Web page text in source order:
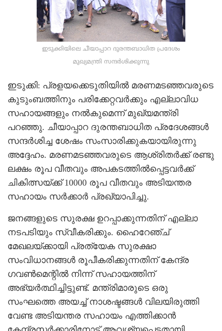
ഇടുക്കിയിലെ ചീയാപ്പാറ ദുരന്തബാധിത പ്രദേശം
മുഖ്യമന്ത്രി സന്ദര്‍ശിക്കുന്നു
ഇടുക്കി: പ്രളയക്കെടുതിയില്‍ മരണമടഞ്ഞവരുടെ
കുടുംബത്തിനും പരിക്കേറ്റവര്‍ക്കും എല്ലാവിധ
സഹായങ്ങളും നല്‍കുമെന്ന് മുഖ്യമന്ത്രി
പറഞ്ഞു. ചീയാപ്പാറ ദുരന്തബാധിത പ്രദേശങ്ങള്‍
സന്ദര്‍ശിച്ച ശേഷം സംസാരിക്കുകയായിരുന്നു
അദ്ദേഹം. മരണമടഞ്ഞവരുടെ ആശ്രിതര്‍ക്ക് രണ്ടു
ലക്ഷം രൂപ വീതവും അപകടത്തില്‍പ്പെട്ടവര്‍ക്ക്
ചികിത്സയ്ക്ക് 10000 രൂപ വീതവും അടിയന്തര
സഹായം സര്‍ക്കാര്‍ പ്രഖ്യാപിച്ചു.
ജനങ്ങളുടെ സുരക്ഷ ഉറപ്പാക്കുന്നതിന് എല്ലാ
നടപടിയും സ്വീകരിക്കും. ഹൈറേഞ്ച്
മേഖലയ്ക്കായി പ്രത്യേക സുരക്ഷാ
സംവിധാനങ്ങള്‍ രൂപീകരിക്കുന്നതിന് കേന്ദ്ര
ഗവണ്‍മെന്റില്‍ നിന്ന് സഹായത്തിന്
അഭ്യര്‍ത്ഥിച്ചിട്ടുണ്ട്. മന്ത്രിമാരുടെ ഒരു
സംഘത്തെ അയച്ച് നാശഷ്ടങ്ങള്‍ വിലയിരുത്തി
വേണ്ട അടിയന്തര സഹായം എത്തിക്കാന്‍